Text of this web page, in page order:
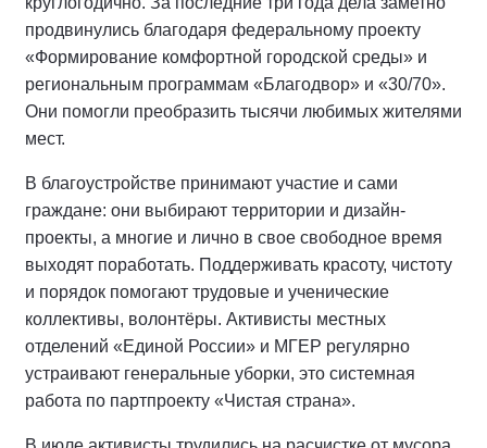
продвинулись благодаря федеральному проекту
«Формирование комфортной городской среды» и
региональным программам «Благодвор» и «30/70».
Они помогли преобразить тысячи любимых жителями
мест.
В благоустройстве принимают участие и сами
граждане: они выбирают территории и дизайн-
проекты, а многие и лично в свое свободное время
выходят поработать. Поддерживать красоту, чистоту
и порядок помогают трудовые и ученические
коллективы, волонтёры. Активисты местных
отделений «Единой России» и МГЕР регулярно
устраивают генеральные уборки, это системная
работа по партпроекту «Чистая страна».